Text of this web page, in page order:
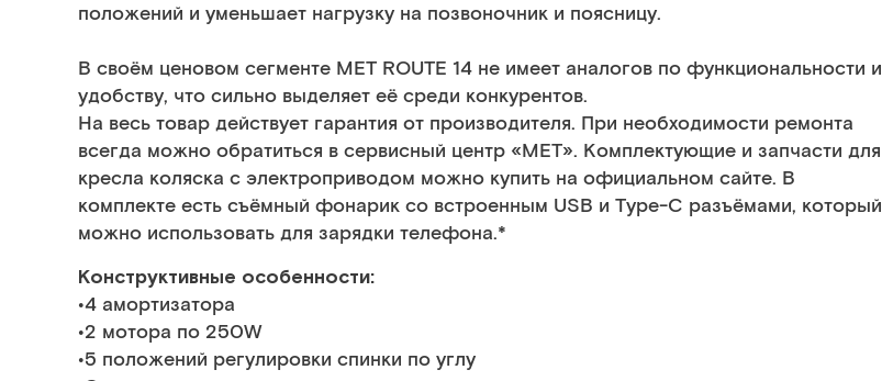
положений и уменьшает нагрузку на позвоночник и поясницу.
В своём ценовом сегменте MET ROUTE 14 не имеет аналогов по функциональности и
удобству, что сильно выделяет её среди конкурентов.
На весь товар действует гарантия от производителя. При необходимости ремонта
всегда можно обратиться в сервисный центр «МЕТ». Комплектующие и запчасти для
кресла коляска с электроприводом можно купить на официальном сайте. В
комплекте есть съёмный фонарик со встроенным USB и Type-C разъёмами, который
можно использовать для зарядки телефона.*
Конструктивные особенности:
•4 амортизатора
•2 мотора по 250W
•5 положений регулировки спинки по углу